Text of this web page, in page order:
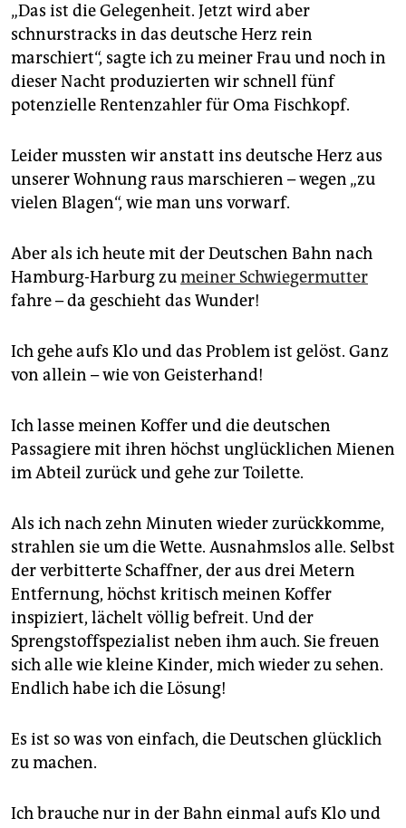
„Das ist die Gelegenheit. Jetzt wird aber
schnurstracks in das deutsche Herz rein
marschiert“, sagte ich zu meiner Frau und noch in
dieser Nacht produzierten wir schnell fünf
potenzielle Rentenzahler für Oma Fischkopf.
Leider mussten wir anstatt ins deutsche Herz aus
unserer Wohnung raus marschieren – wegen „zu
vielen Blagen“, wie man uns vorwarf.
Aber als ich heute mit der Deutschen Bahn nach
Hamburg-Harburg zumeiner Schwiegermutter
fahre – da geschieht das Wunder!
Ich gehe aufs Klo und das Problem ist gelöst. Ganz
von allein – wie von Geisterhand!
Ich lasse meinen Koffer und die deutschen
Passagiere mit ihren höchst unglücklichen Mienen
im Abteil zurück und gehe zur Toilette.
Als ich nach zehn Minuten wieder zurückkomme,
strahlen sie um die Wette. Ausnahmslos alle. Selbst
der verbitterte Schaffner, der aus drei Metern
Entfernung, höchst kritisch meinen Koffer
inspiziert, lächelt völlig befreit. Und der
Sprengstoffspezialist neben ihm auch. Sie freuen
sich alle wie kleine Kinder, mich wieder zu sehen.
Endlich habe ich die Lösung!
Es ist so was von einfach, die Deutschen glücklich
zu machen.
Ich brauche nur in der Bahn einmal aufs Klo und